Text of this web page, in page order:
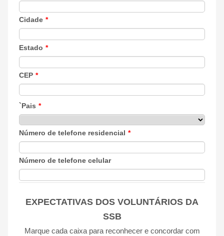
Cidade *
Estado *
CEP *
`Pais *
Número de telefone residencial *
Número de telefone celular
EXPECTATIVAS DOS VOLUNTÁRIOS DA
SSB
Marque cada caixa para reconhecer e concordar com